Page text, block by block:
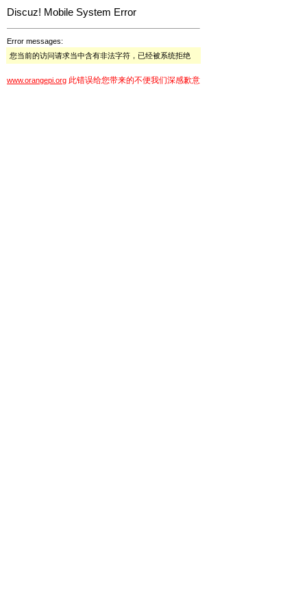
Discuz! Mobile System Error
Error messages:
您当前的访问请求当中含有非法字符，已经被系统拒绝
www.orangepi.org 此错误给您带来的不便我们深感歉意